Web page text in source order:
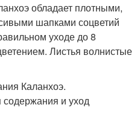
обладает плотными,
шапками соцветий
уходе до 8
Листья волнистые